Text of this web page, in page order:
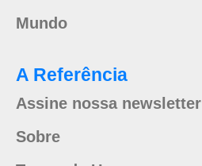
Mundo
A Referência
Assine nossa newsletter
Sobre